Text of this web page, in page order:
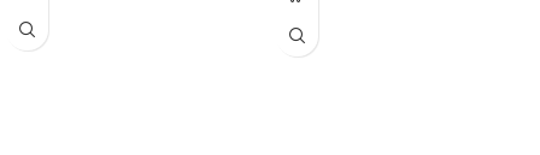
Pogodan za svakodnevnu upotrebu
spoljašnje uticaje.